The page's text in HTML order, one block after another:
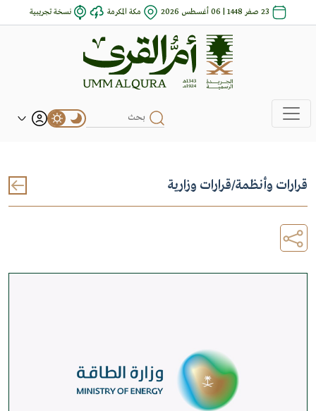
23 صفر 1448 | 06 أغسطس 2026 مكة المكرمة نسخة تجريبية
قرارات وأنظمة/قرارات وزارية